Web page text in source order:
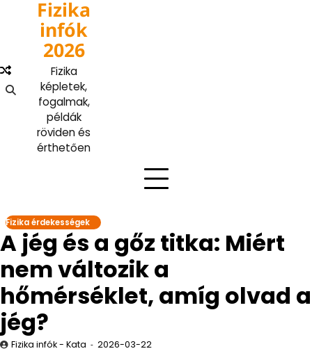
content
Fizika
infók
2026
Fizika
képletek,
fogalmak,
példák
röviden és
érthetően
Fizika érdekességek
A jég és a gőz titka: Miért
nem változik a
hőmérséklet, amíg olvad a
jég?
Fizika infók - Kata 2026-03-22